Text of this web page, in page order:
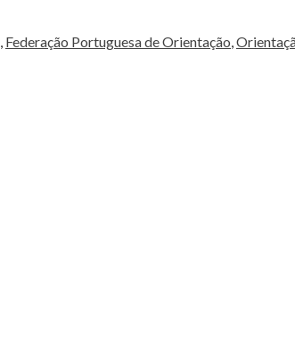
Federação Portuguesa de Orientação